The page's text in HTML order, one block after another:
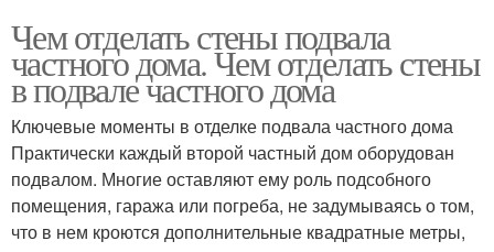
Чем отделать стены подвала
частного дома. Чем отделать стены
в подвале частного дома
Ключевые моменты в отделке подвала частного дома
Практически каждый второй частный дом оборудован
подвалом. Многие оставляют ему роль подсобного
помещения, гаража или погреба, не задумываясь о том,
что в нем кроются дополнительные квадратные метры,